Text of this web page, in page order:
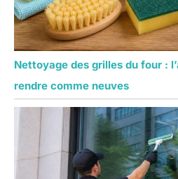
Nettoyage des grilles du four :
rendre comme neuves